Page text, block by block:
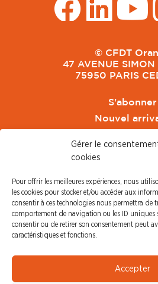
Gérer le
cookies
Pour offrir les meilleures expériences, nous
les cookies pour stocker et/ou accéder aux
consentir à ces technologies nous permettra de
comportement de navigation ou les ID uniques
consentir ou de retirer son consentement peut
caractéristiques et fonctions.
Accepter
© CFDT
47 AVENUE SIMON
75950 PARIS
S'abonner
Nouvel
CFDT
CFDT
L'UFFA
CFDT F3C
PRESSE